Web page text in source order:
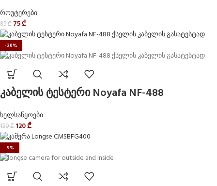
როუტერები
85₾ 75₾
-20%
კაბელის ტესტერი Noyafa NF-488
ხელსაწყოები
150₾ 120₾
-9%